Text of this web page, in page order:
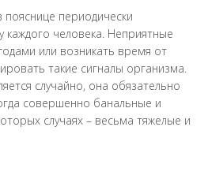
периодически
каждого человека. Неприятные
или возникать время от
такие сигналы организма.
случайно, она обязательно
совершенно банальные и
случаях – весьма тяжелые и